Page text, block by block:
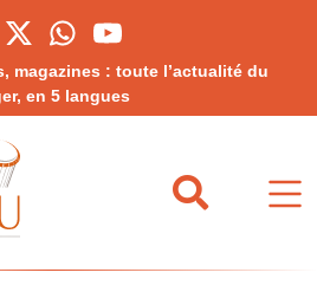
magazines : toute l’actualité du
en 5 langues